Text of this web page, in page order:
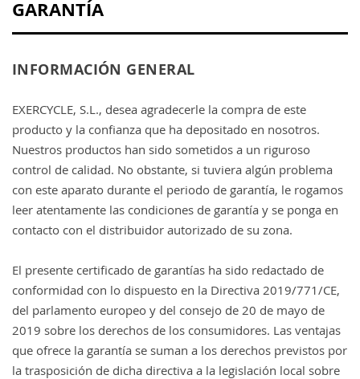
GARANTÍA
INFORMACIÓN GENERAL
EXERCYCLE, S.L., desea agradecerle la compra de este
producto y la confianza que ha depositado en nosotros.
Nuestros productos han sido sometidos a un riguroso
control de calidad. No obstante, si tuviera algún problema
con este aparato durante el periodo de garantía, le rogamos
leer atentamente las condiciones de garantía y se ponga en
contacto con el distribuidor autorizado de su zona.
El presente certificado de garantías ha sido redactado de
conformidad con lo dispuesto en la Directiva 2019/771/CE,
del parlamento europeo y del consejo de 20 de mayo de
2019 sobre los derechos de los consumidores. Las ventajas
que ofrece la garantía se suman a los derechos previstos por
la trasposición de dicha directiva a la legislación local sobre